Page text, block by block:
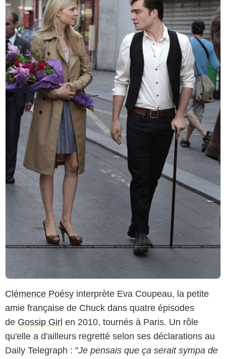
Clémence Poésy interprète Eva Coupeau, la petite
amie française de Chuck dans quatre épisodes
de Gossip Girl en 2010, tournés à Paris. Un rôle
qu'elle a d'ailleurs regretté selon ses déclarations au
Daily Telegraph : "Je pensais que ça serait sympa de